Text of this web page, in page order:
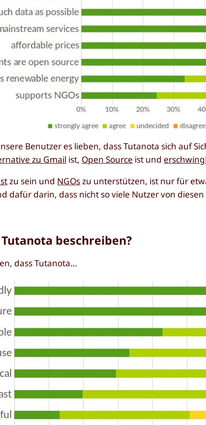
Benutzer es lieben, dass Tutanota sich auf
zu Gmail ist, Open Source ist und
zu sein und NGOszu unterstützen, ist nur für
dafür darin, dass nicht so viele Nutzer von
beschreiben?
dass Tutanota…